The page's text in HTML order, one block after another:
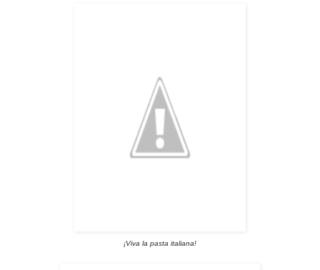
¡Viva la pasta italiana!